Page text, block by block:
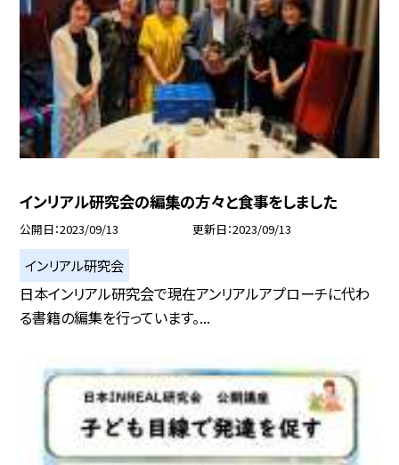
インリアル研究会の編集の方々と食事をしました
公開日 2023/09/13 更新日 2023/09/13
インリアル研究会
日本インリアル研究会で現在アンリアルアプローチに代わ
る書籍の編集を行っています。...